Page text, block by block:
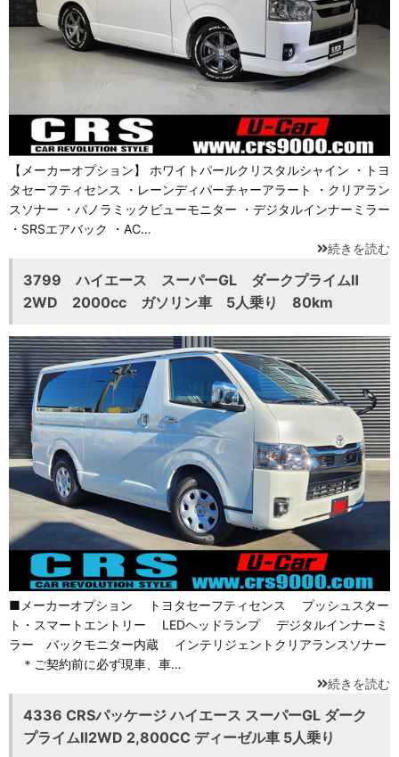
【メーカーオプション】 ホワイトパールクリスタルシャイン ・トヨ
タセーフティセンス ・レーンディパーチャーアラート ・クリアラン
スソナー ・パノラミックビューモニター ・デジタルインナーミラー
・SRSエアバック ・AC…
続きを読む
3799 ハイエース スーパーGL ダークプライムⅡ
2WD 2000cc ガソリン車 5人乗り 80km
■メーカーオプション トヨタセーフティセンス プッシュスター
ト・スマートエントリー LEDヘッドランプ デジタルインナーミ
ラー バックモニター内蔵 インテリジェントクリアランスソナー
＊ご契約前に必ず現車、車…
続きを読む
4336 CRSパッケージ ハイエース スーパーGL ダーク
プライムⅡ2WD 2,800CC ディーゼル車 5人乗り